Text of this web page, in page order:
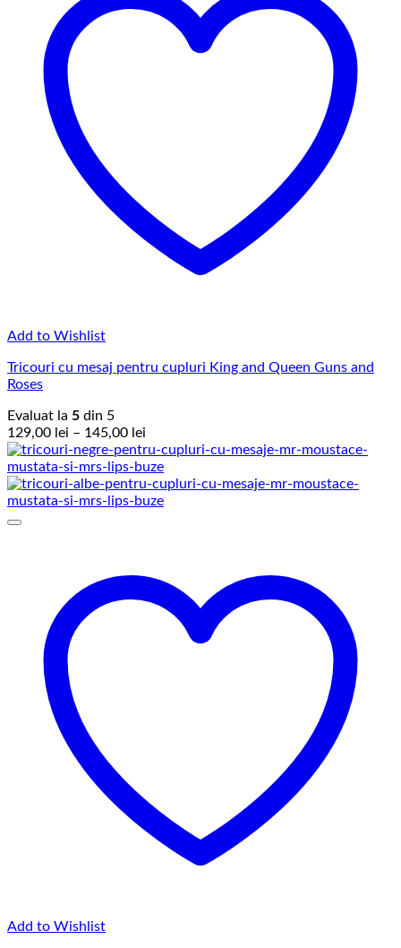
Add to Wishlist
Tricouri cu mesaj pentru cupluri King and Queen Guns and
Roses
Evaluat la 5 din 5
129,00 lei – 145,00 lei
de
prețuri:
129,00 lei
până
Add to Wishlist